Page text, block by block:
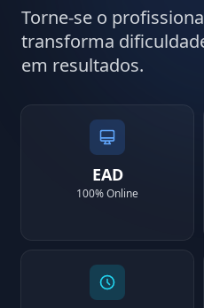
Torne-se o
transforma
em resultados.
EAD
100% Online